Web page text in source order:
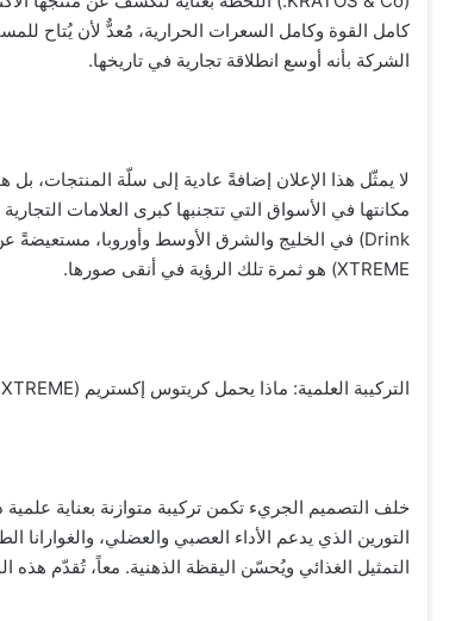
الشركة بأنه أوسع انطلاقة تجارية في تاريخها.
XTREME) هو ثمرة تلك الرؤية في أنقى صورها.
التركيبة العلمية: ماذا يحمل كريتوس إكستريم (KRATOS XTREME) في داخله
التورين الذي يدعم الأداء العصبي والعضلي،
التمثيل الغذائي ويُحسّن اليقظة الذهنية. معاً، تُقدّم هذه